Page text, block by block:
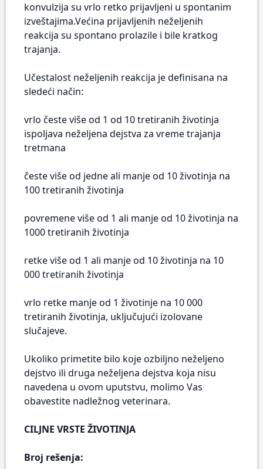
konvulzija su vrlo retko prijavljeni u spontanim
izveštajima.Većina prijavljenih neželjenih
reakcija su spontano prolazile i bile kratkog
trajanja.
Učestalost neželjenih reakcija je definisana na
sledeći način:
vrlo česte više od 1 od 10 tretiranih životinja
ispoljava neželjena dejstva za vreme trajanja
tretmana
česte više od jedne ali manje od 10 životinja na
100 tretiranih životinja
povremene više od 1 ali manje od 10 životinja na
1000 tretiranih životinja
retke više od 1 ali manje od 10 životinja na 10
000 tretiranih životinja
vrlo retke manje od 1 životinje na 10 000
tretiranih životinja, uključujući izolovane
slučajeve.
Ukoliko primetite bilo koje ozbiljno neželjeno
dejstvo ili druga neželjena dejstva koja nisu
navedena u ovom uputstvu, molimo Vas
obavestite nadležnog veterinara.
CILJNE VRSTE ŽIVOTINJA
Broj rešenja: